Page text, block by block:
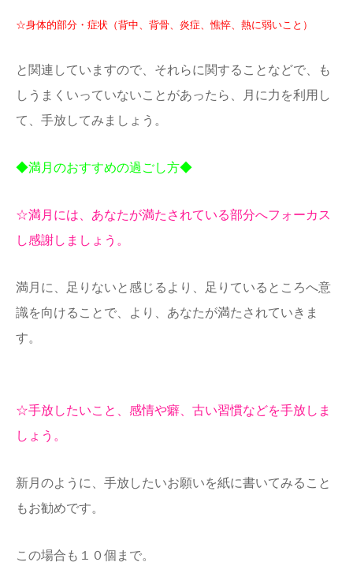
☆身体的部分・症状（背中、背骨、炎症、憔悴、熱に弱いこと）
と関連していますので、それらに関することなどで、も
しうまくいっていないことがあったら、月に力を利用し
て、手放してみましょう。
◆満月のおすすめの過ごし方◆
☆満月には、あなたが満たされている部分へフォーカス
し感謝しましょう。
満月に、足りないと感じるより、足りているところへ意
識を向けることで、より、あなたが満たされていきま
す。
☆手放したいこと、感情や癖、古い習慣などを手放しま
しょう。
新月のように、手放したいお願いを紙に書いてみること
もお勧めです。
この場合も１０個まで。